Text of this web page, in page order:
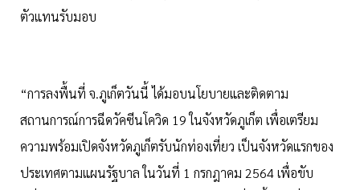
ตัวแทนรับมอบ
“การลงพื้นที่ จ.ภูเก็ตวันนี้ ได้มอบนโยบายและติดตาม
สถานการณ์การฉีดวัคซีนโควิด 19 ในจังหวัดภูเก็ต เพื่อเตรียม
ความพร้อมเปิดจังหวัดภูเก็ตรับนักท่องเที่ยว เป็นจังหวัดแรกของ
ประเทศตามแผนรัฐบาล ในวันที่ 1 กรกฎาคม 2564 เพื่อขับ